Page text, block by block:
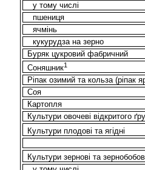
у тому числі
пшениця
ячмінь
кукурудза на зерно
Буряк цукровий фабричний
Соняшник1
Ріпак озимий та кольза (ріпак
Соя
Картопля
Культури овочеві відкритого
Культури плодові та ягідні
Культури зернові та